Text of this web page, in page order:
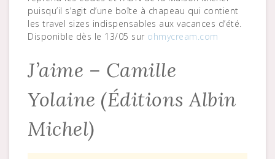
puisqu’il s’agit d’une boîte à chapeau qui contient
les travel sizes indispensables aux vacances d’été.
Disponible dès le 13/05 sur ohmycream.com
J’aime – Camille
Yolaine (Éditions Albin
Michel)